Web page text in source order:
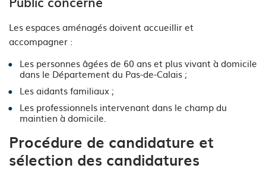
Les espaces aménagés doivent accueillir et
accompagner :
Les personnes âgées de 60 ans et plus vivant à domicile
dans le Département du Pas-de-Calais ;
Les aidants familiaux ;
Les professionnels intervenant dans le champ du
maintien à domicile.
Procédure de candidature et
sélection des candidatures